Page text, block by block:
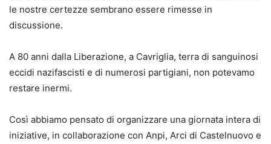
le nostre certezze sembrano essere rimesse in
discussione.
A 80 anni dalla Liberazione, a Cavriglia, terra di sanguinosi
eccidi nazifascisti e di numerosi partigiani, non potevamo
restare inermi.
Così abbiamo pensato di organizzare una giornata intera di
iniziative, in collaborazione con Anpi, Arci di Castelnuovo e